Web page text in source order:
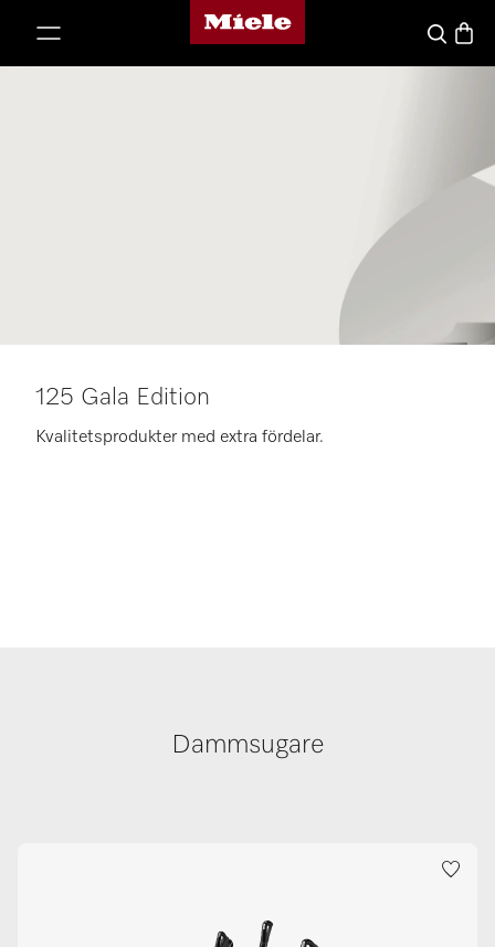
Mieles hemsida
Sök
125 Gala Edition
Kvalitetsprodukter med extra fördelar.
Dammsugare